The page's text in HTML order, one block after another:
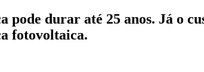
durar até 25 anos. Já o
fotovoltaica.